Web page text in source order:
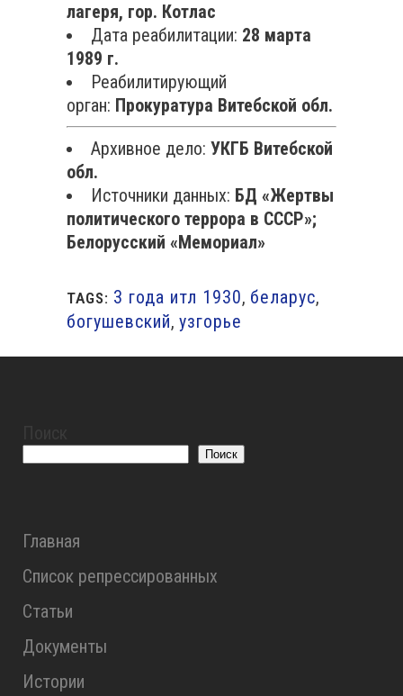
лагеря, гор. Котлас
Дата реабилитации: 28 марта
1989 г.
Реабилитирующий
орган: Прокуратура Витебской обл.
Архивное дело: УКГБ Витебской
обл.
Источники данных: БД «Жертвы
политического террора в СССР»;
Белорусский «Мемориал»
TAGS: 3 года итл 1930, беларус,
богушевский, узгорье
Поиск
Главная
Список репрессированных
Статьи
Документы
Истории